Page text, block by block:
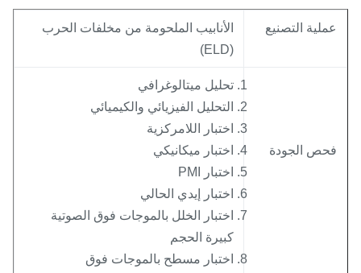
التصنيع
الأنابيب الملحومة من مخلفات الحرب
الجودة
تحليل ميتالوغرافي
التحليل الفيزيائي والكيميائي
اختبار اللامركزية
اختبار ميكانيكي
اختبار PMI
اختبار إيدي الحالي
اختبار الخلل بالموجات فوق الصوتية
كبيرة الحجم
اختبار مسطح بالموجات فوق